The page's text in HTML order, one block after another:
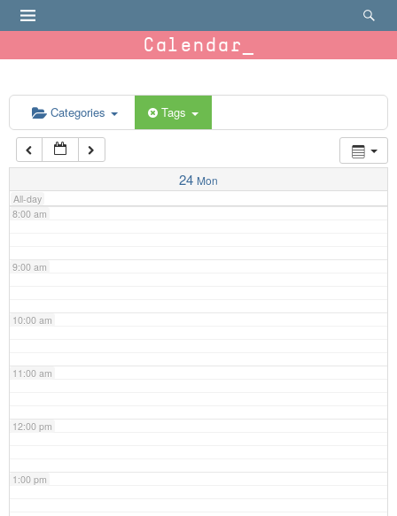
Calendar
Categories Tags
24 Mon
All-day
6:00 am
7:00 am
8:00 am
9:00 am
10:00 am
11:00 am
12:00 pm
1:00 pm